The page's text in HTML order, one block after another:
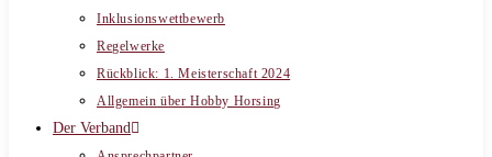
Inklusionswettbewerb
Regelwerke
Rückblick: 1. Meisterschaft 2024
Allgemein über Hobby Horsing
Der Verband